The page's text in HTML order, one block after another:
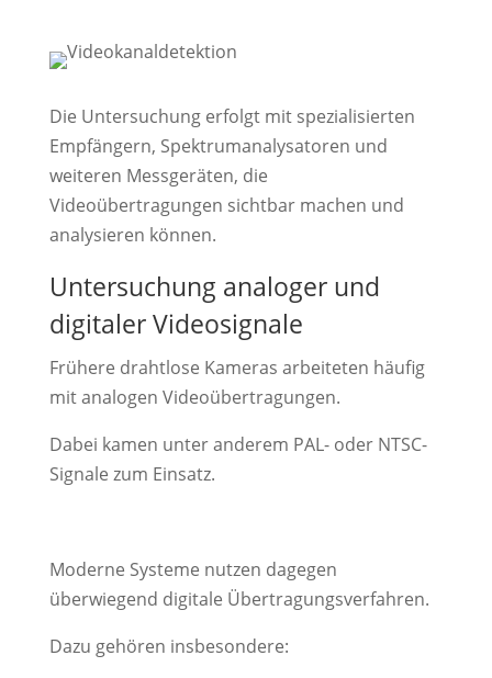
Die Untersuchung erfolgt mit spezialisierten
Empfängern, Spektrumanalysatoren und
weiteren Messgeräten, die
Videoübertragungen sichtbar machen und
analysieren können.
Untersuchung analoger und
digitaler Videosignale
Frühere drahtlose Kameras arbeiteten häufig
mit analogen Videoübertragungen.
Dabei kamen unter anderem PAL- oder NTSC-
Signale zum Einsatz.
Moderne Systeme nutzen dagegen
überwiegend digitale Übertragungsverfahren.
Dazu gehören insbesondere: